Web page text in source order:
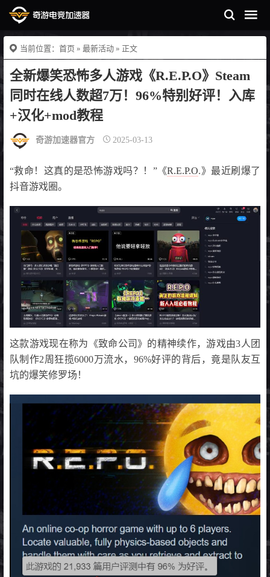
当前位置： 首页 » 最新活动 » 正文
全新爆笑恐怖多人游戏《R.E.P.O》Steam
同时在线人数超7万！96%特别好评！入库
+汉化+mod教程
奇游加速器官方 2025-03-13
“救命！这真的是恐怖游戏吗？！”《R.E.P.O.》最近刷爆了
抖音游戏圈。
这款游戏现在称为《致命公司》的精神续作，游戏由3人团
队制作2周狂揽6000万流水，96%好评的背后，竟是队友互
坑的爆笑修罗场！